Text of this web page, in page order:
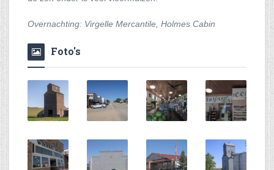
Overnachting: Virgelle Mercantile, Holmes Cabin
Foto's